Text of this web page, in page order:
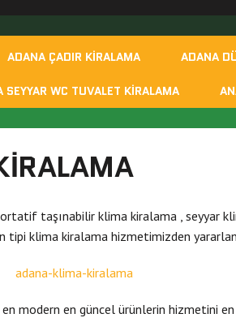
ADANA ÇADIR KIRALAMA ADANA
SEYYAR WC TUVALET KIRALAMA
taşınabilir klima kiralama , seyyar
klima kiralama hizmetimizden
modern en güncel ürünlerin hizmetini